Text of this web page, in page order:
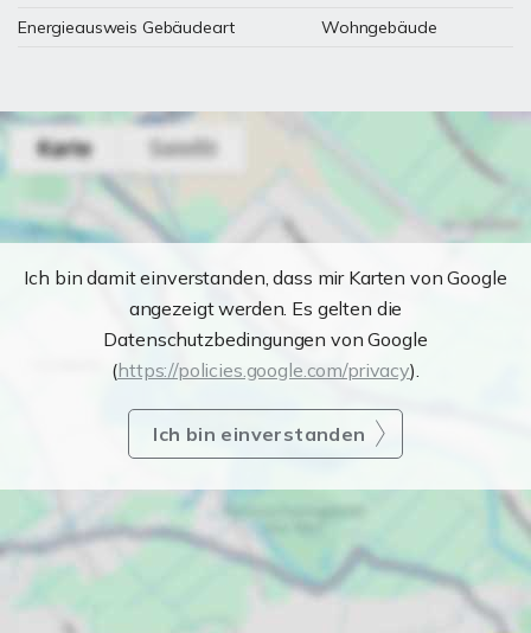
Energieausweis Gebäudeart
Wohngebäude
Ich bin damit einverstanden, dass mir Karten von Google
angezeigt werden. Es gelten die
Datenschutzbedingungen von Google
(https://policies.google.com/privacy).
Ich bin einverstanden